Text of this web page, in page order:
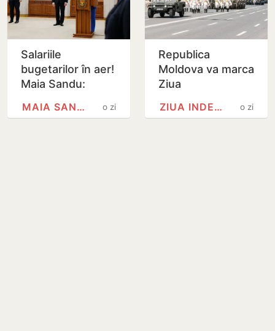
Salariile
bugetarilor în aer!
Maia Sandu:
septembrie ar
o zi
MAIA SANDU
Republica
Moldova va marca
Ziua
printr-o paradă
o zi
ZIUA INDEPENDENȚEI